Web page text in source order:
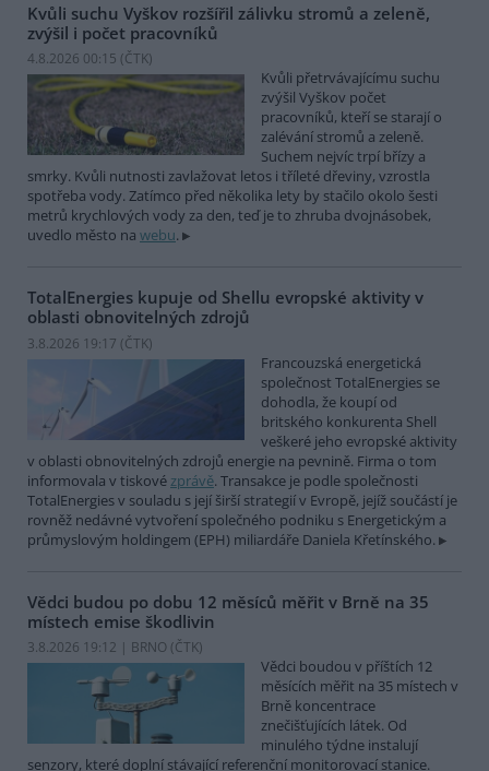
Kvůli suchu Vyškov rozšířil zálivku stromů a zeleně,
zvýšil i počet pracovníků
4.8.2026 00:15 (ČTK)
Kvůli přetrvávajícímu suchu
zvýšil Vyškov počet
pracovníků, kteří se starají o
zalévání stromů a zeleně.
Suchem nejvíc trpí břízy a
smrky. Kvůli nutnosti zavlažovat letos i tříleté dřeviny, vzrostla
spotřeba vody. Zatímco před několika lety by stačilo okolo šesti
metrů krychlových vody za den, teď je to zhruba dvojnásobek,
uvedlo město na webu.
TotalEnergies kupuje od Shellu evropské aktivity v
oblasti obnovitelných zdrojů
3.8.2026 19:17 (ČTK)
Francouzská energetická
společnost TotalEnergies se
dohodla, že koupí od
britského konkurenta Shell
veškeré jeho evropské aktivity
v oblasti obnovitelných zdrojů energie na pevnině. Firma o tom
informovala v tiskovézprávě. Transakce je podle společnosti
TotalEnergies v souladu s její širší strategií v Evropě, jejíž součástí je
rovněž nedávné vytvoření společného podniku s Energetickým a
průmyslovým holdingem (EPH) miliardáře Daniela Křetínského.
Vědci budou po dobu 12 měsíců měřit v Brně na 35
místech emise škodlivin
3.8.2026 19:12 | BRNO (ČTK)
Vědci boudou v příštích 12
měsících měřit na 35 místech v
Brně koncentrace
znečišťujících látek. Od
minulého týdne instalují
senzory, které doplní stávající referenční monitorovací stanice.